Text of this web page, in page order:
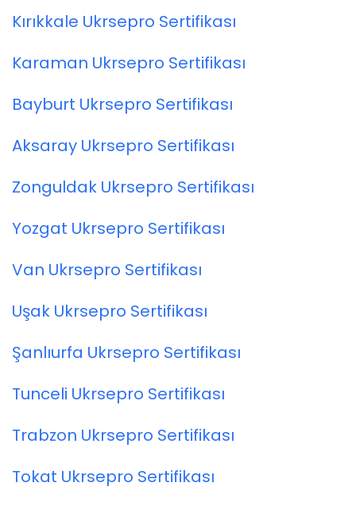
Kırıkkale Ukrsepro Sertifikası
Karaman Ukrsepro Sertifikası
Bayburt Ukrsepro Sertifikası
Aksaray Ukrsepro Sertifikası
Zonguldak Ukrsepro Sertifikası
Yozgat Ukrsepro Sertifikası
Van Ukrsepro Sertifikası
Uşak Ukrsepro Sertifikası
Şanlıurfa Ukrsepro Sertifikası
Tunceli Ukrsepro Sertifikası
Trabzon Ukrsepro Sertifikası
Tokat Ukrsepro Sertifikası